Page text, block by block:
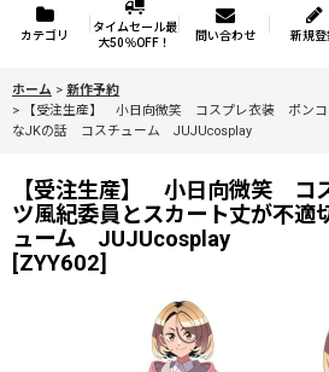
カテゴリ
タイムセール最
大50％OFF！
問い合わせ 新規登
ホーム > 新作予約
>
【受注生産】 小日向微笑 コスプレ衣装 ポンコ
なJKの話 コスチューム JUJUcosplay
【受注生産】 小日向微笑 コ
ツ風紀委員とスカート丈が不
ューム JUJUcosplay
[ZYY602]